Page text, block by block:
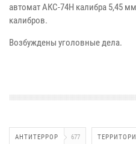
автомат АКС-74Н калибра 5,45
калибров.
Возбуждены уголовные дела.
АНТИТЕРРОР 677